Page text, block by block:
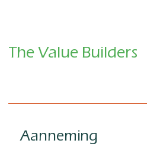
The Value Builders
Aanneming